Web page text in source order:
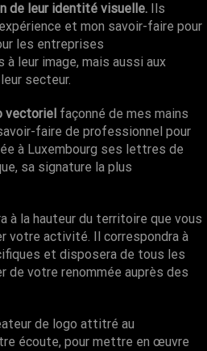
de leur identité visuelle. Ils
et mon savoir-faire pour
les entreprises
leur image, mais aussi aux
secteur.
vectoriel façonné de mes mains
faire de professionnel pour
à Luxembourg ses lettres de
sa signature la plus
à la hauteur du territoire que vous
votre activité. Il correspondra à
et disposera de tous les
de votre renommée auprès des
de logo attitré au
écoute, pour mettre en œuvre